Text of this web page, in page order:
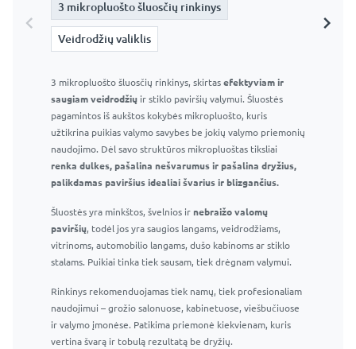
3 mikropluošto šluosčių rinkinys
Veidrodžių valiklis
3 mikropluošto šluosčių rinkinys, skirtas efektyviam ir
saugiam veidrodžių ir stiklo paviršių valymui. Šluostės
pagamintos iš aukštos kokybės mikropluošto, kuris
užtikrina puikias valymo savybes be jokių valymo priemonių
naudojimo. Dėl savo struktūros mikropluoštas tiksliai
renka dulkes, pašalina nešvarumus ir pašalina dryžius,
palikdamas paviršius idealiai švarius ir blizgančius.
Šluostės yra minkštos, švelnios ir nebraižo valomų
paviršių, todėl jos yra saugios langams, veidrodžiams,
vitrinoms, automobilio langams, dušo kabinoms ar stiklo
stalams. Puikiai tinka tiek sausam, tiek drėgnam valymui.
Rinkinys rekomenduojamas tiek namų, tiek profesionaliam
naudojimui – grožio salonuose, kabinetuose, viešbučiuose
ir valymo įmonėse. Patikima priemonė kiekvienam, kuris
vertina švarą ir tobulą rezultatą be dryžių.
3 mikropluošto šluosčių rinkinys
Veidrodžių valiklis
Langų ir veidrodžių valiklis 295 ml – Profesionalus stiklo
valiklis
Efektyvus purškiklis ir patogus buteliukas
Efektyviai pašalina muilo apnašas, vandens dėmes ir
kitas įprastas vonios kambario dėmes
Nepalieka dryžių ar dėmių
stikliniams paviršiams
Tinka naudoti namuose ir profesionaliai